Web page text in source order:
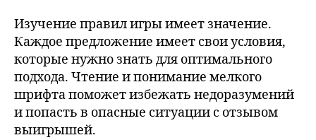
Изучение правил игры имеет значение.
Каждое предложение имеет свои условия,
которые нужно знать для оптимального
подхода. Чтение и понимание мелкого
шрифта поможет избежать недоразумений
и попасть в опасные ситуации с отзывом
выигрышей.